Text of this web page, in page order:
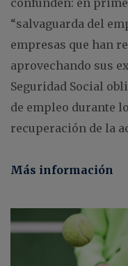
“salvaguarda del
empresas que han
aprovechando sus
Seguridad Social
de empleo durante
recuperación de la
Más información